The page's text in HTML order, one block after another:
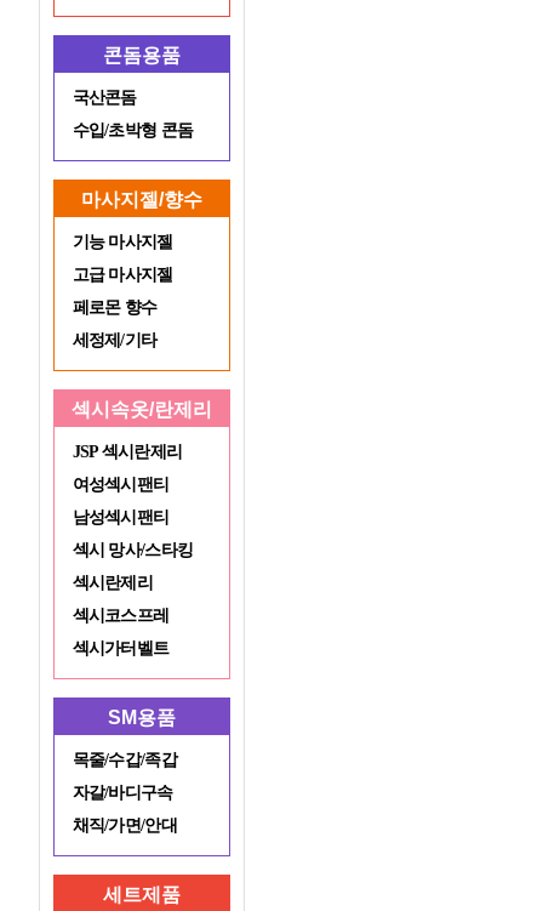
콘돔용품
국산콘돔
수입/초박형 콘돔
마사지젤/향수
기능 마사지젤
고급 마사지젤
페로몬 향수
세정제/기타
섹시속옷/란제리
JSP 섹시란제리
여성섹시팬티
남성섹시팬티
섹시 망사/스타킹
섹시란제리
섹시코스프레
섹시가터벨트
SM용품
목줄/수갑/족갑
자갈/바디구속
채직/가면/안대
세트제품